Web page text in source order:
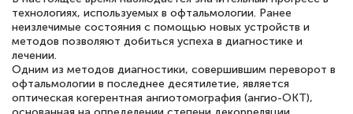
10 марта 2026
Оставила заявку на обучение онлайн, мне
быстро ответили, разъяснили все детали.
Обучение понравилось: огромное
технологиях, используемых в офтальмологии. Ранее
неизлечимые состояния с помощью новых устройств и
методов позволяют добиться успеха в диагностике и
лечении.
Одним из методов диагностики, совершившим переворот в
офтальмологии в последнее десятилетие, является
оптическая когерентная ангиотомография (ангио-ОКТ),